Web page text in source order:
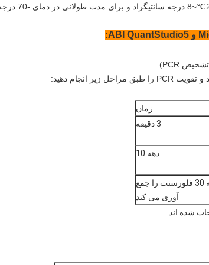
زمان
3 دقیقه
دهه 10
دهه 30 فلورسنت را جمع
آوری می کند